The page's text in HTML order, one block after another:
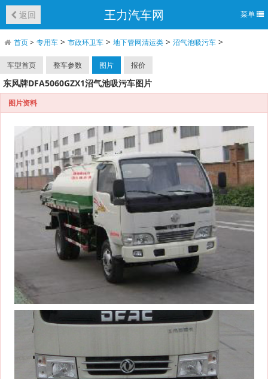
返回 王力汽车网 菜单
首页> 专用车> 市政环卫车> 地下管网清运类> 沼气池吸污车>
车型首页 整车参数 图片 报价
东风牌DFA5060GZX1沼气池吸污车图片
图片资料